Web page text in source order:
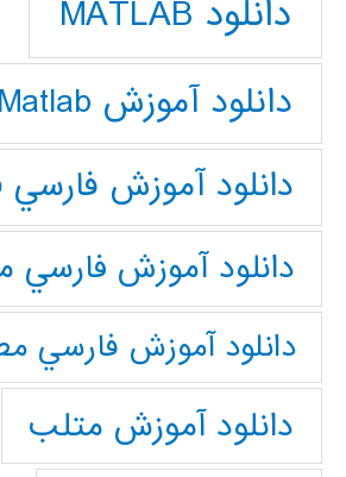
دانلود MATLAB
دانلود آموزش Matlab
دانلود آموزش فارسي Matlab
دانلود آموزش فارسي
دانلود آموزش فارسي
دانلود آموزش متلب